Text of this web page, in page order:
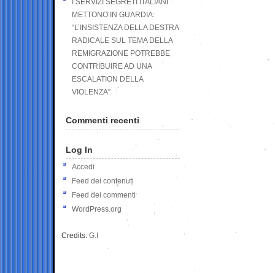
I SERVIZI SEGRETI ITALIANI
METTONO IN GUARDIA:
“L’INSISTENZA DELLA DESTRA
RADICALE SUL TEMA DELLA
REMIGRAZIONE POTREBBE
CONTRIBUIRE AD UNA
ESCALATION DELLA
VIOLENZA”
Commenti recenti
Log In
Accedi
Feed dei contenuti
Feed dei commenti
WordPress.org
Credits: G.I